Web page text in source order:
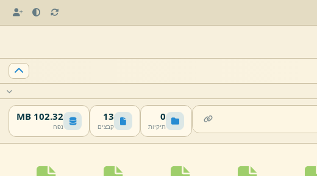
0
תיקיות
13
קבצים
102.32 MB
נפח